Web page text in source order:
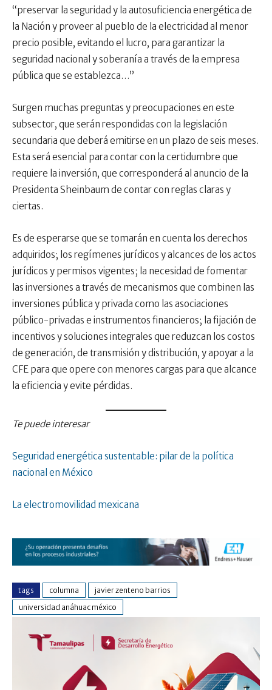
“preservar la seguridad y la autosuficiencia energética de
la Nación y proveer al pueblo de la electricidad al menor
precio posible, evitando el lucro, para garantizar la
seguridad nacional y soberanía a través de la empresa
pública que se establezca…”
Surgen muchas preguntas y preocupaciones en este
subsector, que serán respondidas con la legislación
secundaria que deberá emitirse en un plazo de seis meses.
Esta será esencial para contar con la certidumbre que
requiere la inversión, que corresponderá al anuncio de la
Presidenta Sheinbaum de contar con reglas claras y
ciertas.
Es de esperarse que se tomarán en cuenta los derechos
adquiridos; los regímenes jurídicos y alcances de los actos
jurídicos y permisos vigentes; la necesidad de fomentar
las inversiones a través de mecanismos que combinen las
inversiones pública y privada como las asociaciones
público-privadas e instrumentos financieros; la fijación de
incentivos y soluciones integrales que reduzcan los costos
de generación, de transmisión y distribución, y apoyar a la
CFE para que opere con menores cargas para que alcance
la eficiencia y evite pérdidas.
Te puede interesar
Seguridad energética sustentable: pilar de la política
nacional en México
La electromovilidad mexicana
tags columna
javier zenteno barrios
universidad anáhuac méxico